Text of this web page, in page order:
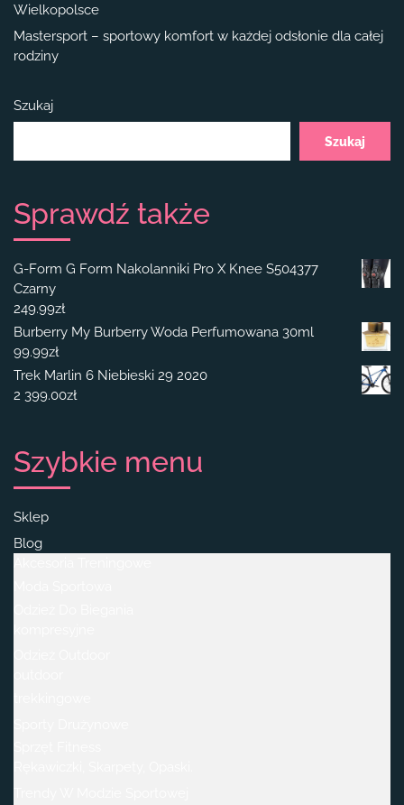
Wielkopolsce
Mastersport – sportowy komfort w każdej odsłonie dla całej
rodziny
Szukaj
Szukaj
Sprawdź także
G-Form G Form Nakolanniki Pro X Knee S504377
Czarny
249.99zł
Burberry My Burberry Woda Perfumowana 30ml
99.99zł
Trek Marlin 6 Niebieski 29 2020
2 399.00zł
Szybkie menu
Sklep
Blog